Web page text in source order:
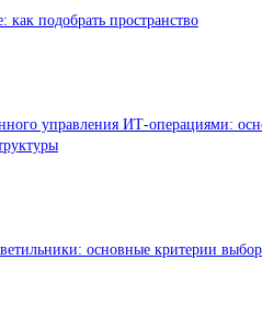
подобрать пространство
управления ИТ-операциями:
основные критерии